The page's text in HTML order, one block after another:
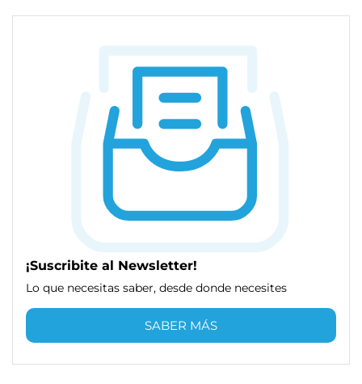
¡Suscribite al Newsletter!
Lo que necesitas saber, desde donde necesites
SABER MÁS